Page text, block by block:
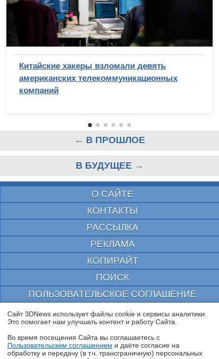
Китайские хакеры взломали девять
американских телекоммуникационных
компаний
← В ПРОШЛОЕ
В БУДУЩЕЕ →
О САЙТЕ
КОНТАКТЫ
РАССЫЛКА
РЕКЛАМА
КОПИРАЙТ
ПОИСК
ПОЛЬЗОВАТЕЛЬСКОЕ СОГЛАШЕНИЕ
ЗАЩИЩЕНО CURATOR
© 1997—2026 Электронное периодическое издание "3ДНьюс" | Свидетельство о
выдано Федеральной Службой по надзору за соблюдением законодательства в сфере
массовых коммуникаций и охране культурного наследия
При цитировании документа ссылка на сайт с указанием автора обязательна. Полное
Сайт 3DNews использует файлы cookie и сервисы аналитики.
Это помогает нам улучшать контент и работу Cайта.
Во время посещения Cайта вы соглашаетесь с
Пользовательским соглашением и даёте согласие на
обработку и передачу (в т.ч. трансграничную) персональных